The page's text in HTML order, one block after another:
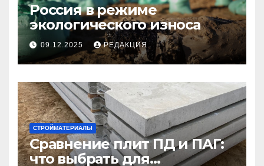
Россия в режиме
экологического износа
09.12.2025 РЕДАКЦИЯ
СТРОЙМАТЕРИАЛЫ
Сравнение плит ПД и ПАГ:
что выбрать для